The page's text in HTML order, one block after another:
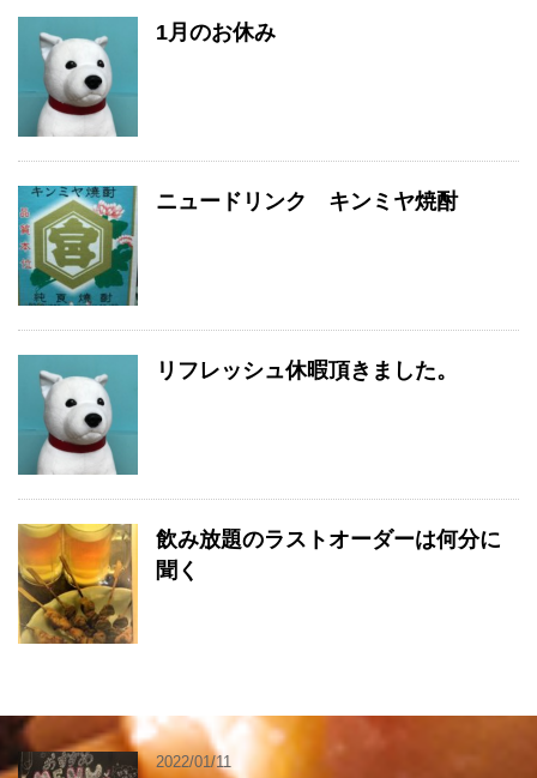
1月のお休み
ニュードリンク キンミヤ焼酎
リフレッシュ休暇頂きました。
飲み放題のラストオーダーは何分に
聞く
2022/01/11